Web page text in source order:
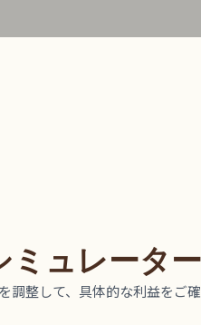
ミュレーター
整して、具体的な利益をご確